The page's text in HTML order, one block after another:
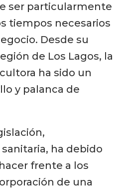
ser particularmente
tiempos necesarios
Desde su
de Los Lagos, la
ha sido un
y palanca de
ha debido
frente a los
de una